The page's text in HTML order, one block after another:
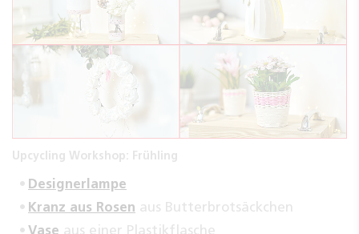
Upcycling Workshop: Frühling
Designerlampe
Kranz aus Rosen aus Butterbrotsäckchen
Vase aus einer Plastikflasche